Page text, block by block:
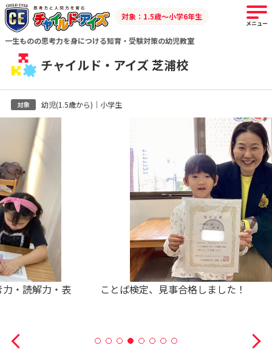
一生ものの思考力を身につける知育・受験対策の幼児教室
対象：1.5歳～小学6年生
メニュー
チャイルド・アイズ 芝浦校
幼児(1.5歳から)｜小学生
ことば検定、見事合格しました！